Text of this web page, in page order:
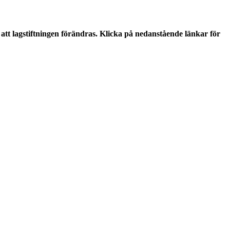
lagstiftningen förändras. Klicka på nedanstående länkar för